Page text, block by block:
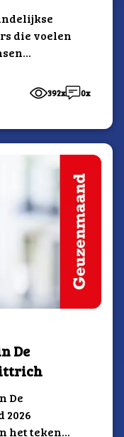
die voelen
392x 0x
De
De
2026
het teken